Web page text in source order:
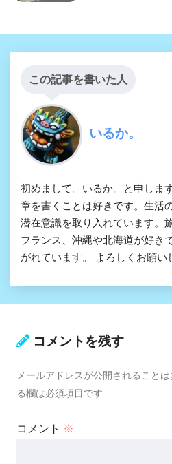
この記事を書いた人
いるか。
初めまして。いるか。と申しま
章を書くことは好きです。生活
潜在意識を取り入れています。
フランス、沖縄や北海道が好き
がれています。 よろしくお願い
コメントを残す
メールアドレスが公開されることは
る欄は必須項目です
コメント ※